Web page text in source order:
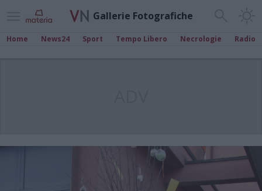
Gallerie Fotografiche
Home News24 Sport Tempo Libero Necrologie Radio